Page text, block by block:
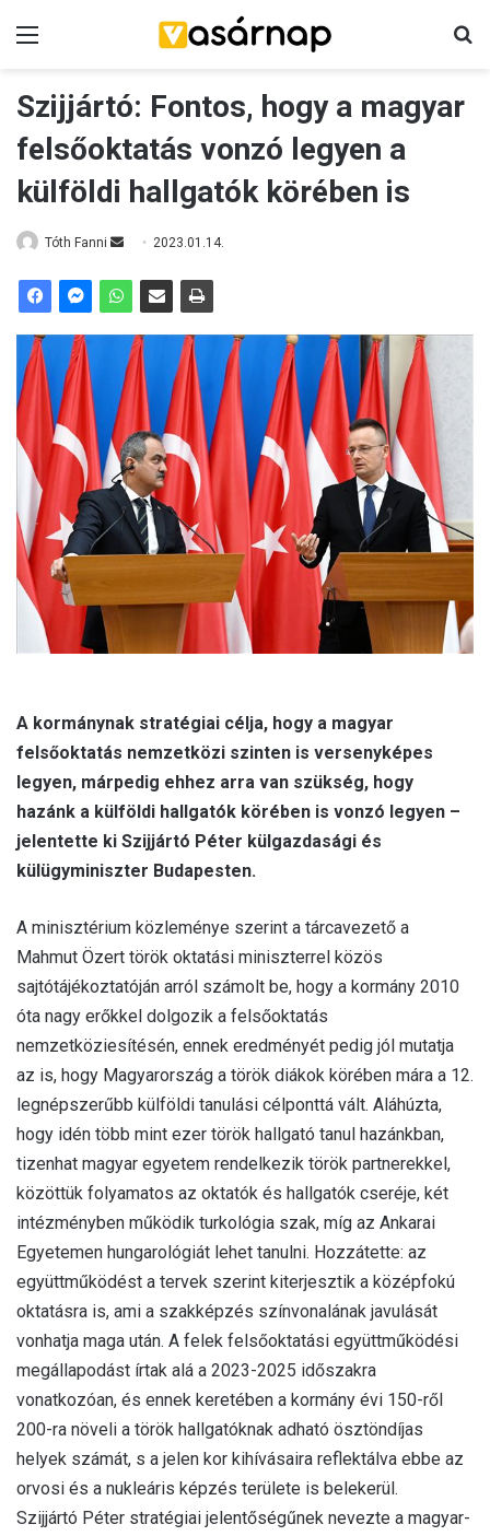
Szijjártó: Fontos, hogy a magyar
felsőoktatás vonzó legyen a
külföldi hallgatók körében is
Tóth Fanni
a
n
a
i
2023.01.14.
A kormánynak stratégiai célja, hogy a magyar
felsőoktatás nemzetközi szinten is versenyképes
legyen, márpedig ehhez arra van szükség, hogy
hazánk a külföldi hallgatók körében is vonzó legyen –
jelentette ki Szijjártó Péter külgazdasági és
külügyminiszter Budapesten.
A minisztérium közleménye szerint a tárcavezető a
Mahmut Özert török oktatási miniszterrel közös
sajtótájékoztatóján arról számolt be, hogy a kormány 2010
óta nagy erőkkel dolgozik a felsőoktatás
nemzetköziesítésén, ennek eredményét pedig jól mutatja
az is, hogy Magyarország a török diákok körében mára a 12.
legnépszerűbb külföldi tanulási célponttá vált. Aláhúzta,
hogy idén több mint ezer török hallgató tanul hazánkban,
tizenhat magyar egyetem rendelkezik török partnerekkel,
közöttük folyamatos az oktatók és hallgatók cseréje, két
intézményben működik turkológia szak, míg az Ankarai
Egyetemen hungarológiát lehet tanulni. Hozzátette: az
együttműködést a tervek szerint kiterjesztik a középfokú
oktatásra is, ami a szakképzés színvonalának javulását
vonhatja maga után. A felek felsőoktatási együttműködési
megállapodást írtak alá a 2023-2025 időszakra
vonatkozóan, és ennek keretében a kormány évi 150-ről
200-ra növeli a török hallgatóknak adható ösztöndíjas
helyek számát, s a jelen kor kihívásaira reflektálva ebbe az
orvosi és a nukleáris képzés területe is belekerül.
Szijjártó Péter stratégiai jelentőségűnek nevezte a magyar-